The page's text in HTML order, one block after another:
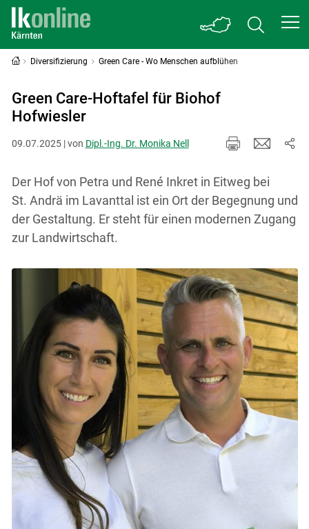
Diversifizierung Green Care - Wo Menschen aufblühen
Green Care-Hoftafel für Biohof
Hofwiesler
09.07.2025 | von Dipl.-Ing. Dr. Monika Nell
Der Hof von Petra und René Inkret in Eitweg bei
St. Andrä im Lavanttal ist ein Ort der Begegnung und
der Gestaltung. Er steht für einen modernen Zugang
zur Landwirtschaft.